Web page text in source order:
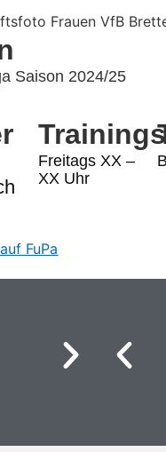
Saison 2024/25
Freitags XX –
XX Uhr
FuPa